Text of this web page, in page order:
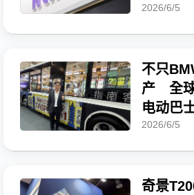
2026/6/5
不只
产 全
电动巴
2026/6/5
奇景